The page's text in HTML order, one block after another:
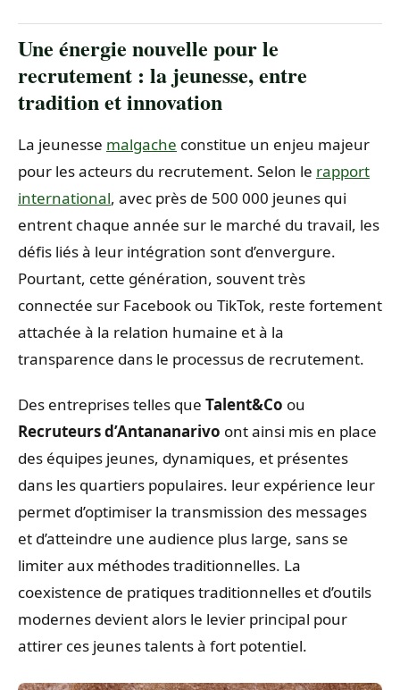
Une énergie nouvelle pour le
recrutement : la jeunesse, entre
tradition et innovation
La jeunesse malgache constitue un enjeu majeur
pour les acteurs du recrutement. Selon le rapport
international, avec près de 500 000 jeunes qui
entrent chaque année sur le marché du travail, les
défis liés à leur intégration sont d’envergure.
Pourtant, cette génération, souvent très
connectée sur Facebook ou TikTok, reste fortement
attachée à la relation humaine et à la
transparence dans le processus de recrutement.
Des entreprises telles que Talent&Co ou
Recruteurs d’Antananarivo ont ainsi mis en place
des équipes jeunes, dynamiques, et présentes
dans les quartiers populaires. leur expérience leur
permet d’optimiser la transmission des messages
et d’atteindre une audience plus large, sans se
limiter aux méthodes traditionnelles. La
coexistence de pratiques traditionnelles et d’outils
modernes devient alors le levier principal pour
attirer ces jeunes talents à fort potentiel.